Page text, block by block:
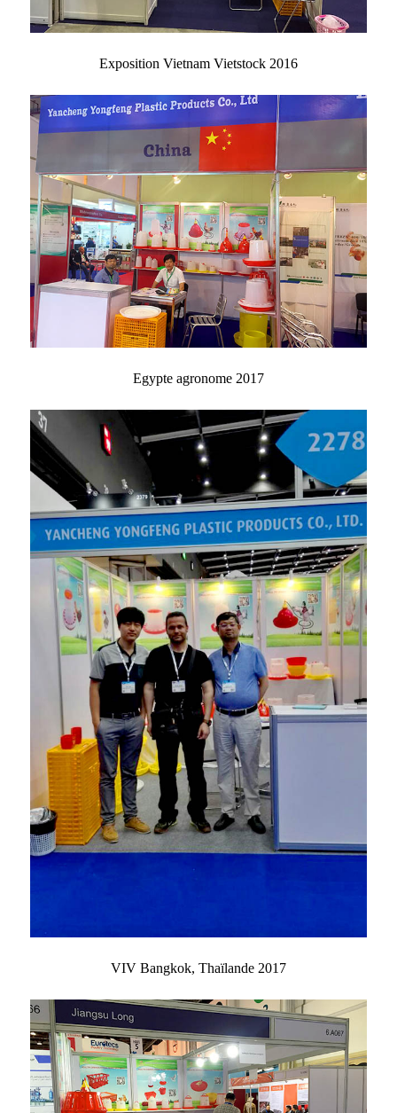
Exposition Vietnam Vietstock 2016
Egypte agronome 2017
VIV Bangkok, Thaïlande 2017